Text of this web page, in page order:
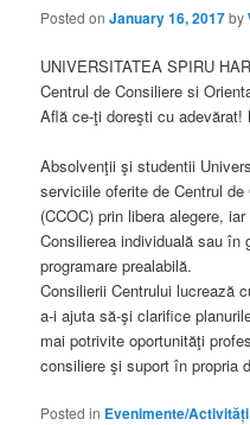
Posted onJanuary 16, 2017by
UNIVERSITATEA SPIRU
Centrul de Consiliere si
Află ce-ţi doreşti cu
Absolvenţii şi studentii
serviciile oferite de Centrul
(CCOC) prin libera alegere,
Consilierea individuală sau în
programare prealabilă.
Consilierii Centrului lucrează
a-i ajuta să-şi clarifice
mai potrivite oportunităţi
consiliere şi suport în propria
Posted in Evenimente/Activități